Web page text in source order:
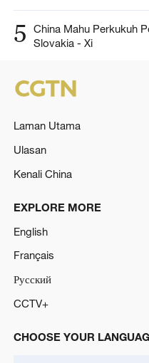
5
China Mahu Perkukuh
Slovakia - Xi
Laman Utama
Ulasan
Kenali China
EXPLORE MORE
English
Français
Русский
CCTV+
CHOOSE YOUR